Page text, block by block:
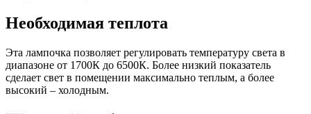
Необходимая теплота
Эта лампочка позволяет регулировать температуру света в
диапазоне от 1700К до 6500К. Более низкий показатель
сделает свет в помещении максимально теплым, а более
высокий – холодным.